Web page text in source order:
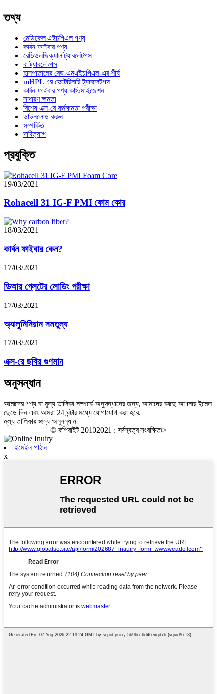
তথ্য
মেডিকেল এইচপিএল পণ্য
কার্বন ফাইবার পণ্য
রেডিওলজিক্যাল ট্যাবলেটপস
বা ট্যাবলেটপস
হাসপাতালের বেড-এমএইচপিএল-এর শীর্ষ
mHPL এর ভেটেরিনারি ট্যাবলেটপস
কার্বন ফাইবার পণ্য কাস্টমাইজেশন
সাধারণ ক্ষমতা
বিশেষ এক্স-রে কর্মক্ষমতা পরীক্ষা
ডাউনলোড করুন
সম্পর্কিত
দাবিত্যাগ
প্রযুক্তি
19/03/2021
Rohacell 31 IG-F PMI ফোম কোর
18/03/2021
কার্বন ফাইবার কেন?
17/03/2021
ডিআর প্লেটের লোডিং পরীক্ষা
17/03/2021
অ্যালুমিনিয়াম সমতুল্য
17/03/2021
এক্স-রে ছবির গুণমান
অনুসন্ধান
আমাদের পণ্য বা মূল্য তালিকা সম্পর্কে অনুসন্ধানের জন্য, আমাদের কাছে আপনার ইমেল
ছেড়ে দিন এবং আমরা 24 ঘন্টার মধ্যে যোগাযোগ করা হবে.
মূল্য তালিকার জন্য অনুসন্ধান
© কপিরাইট 20102021 : সর্বস্বত্ব সংরক্ষিত৷>
ইমেইল পাঠান
x